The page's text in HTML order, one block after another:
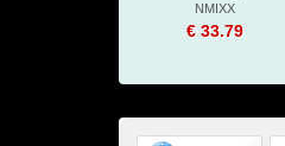
NMIXX
€ 33.79